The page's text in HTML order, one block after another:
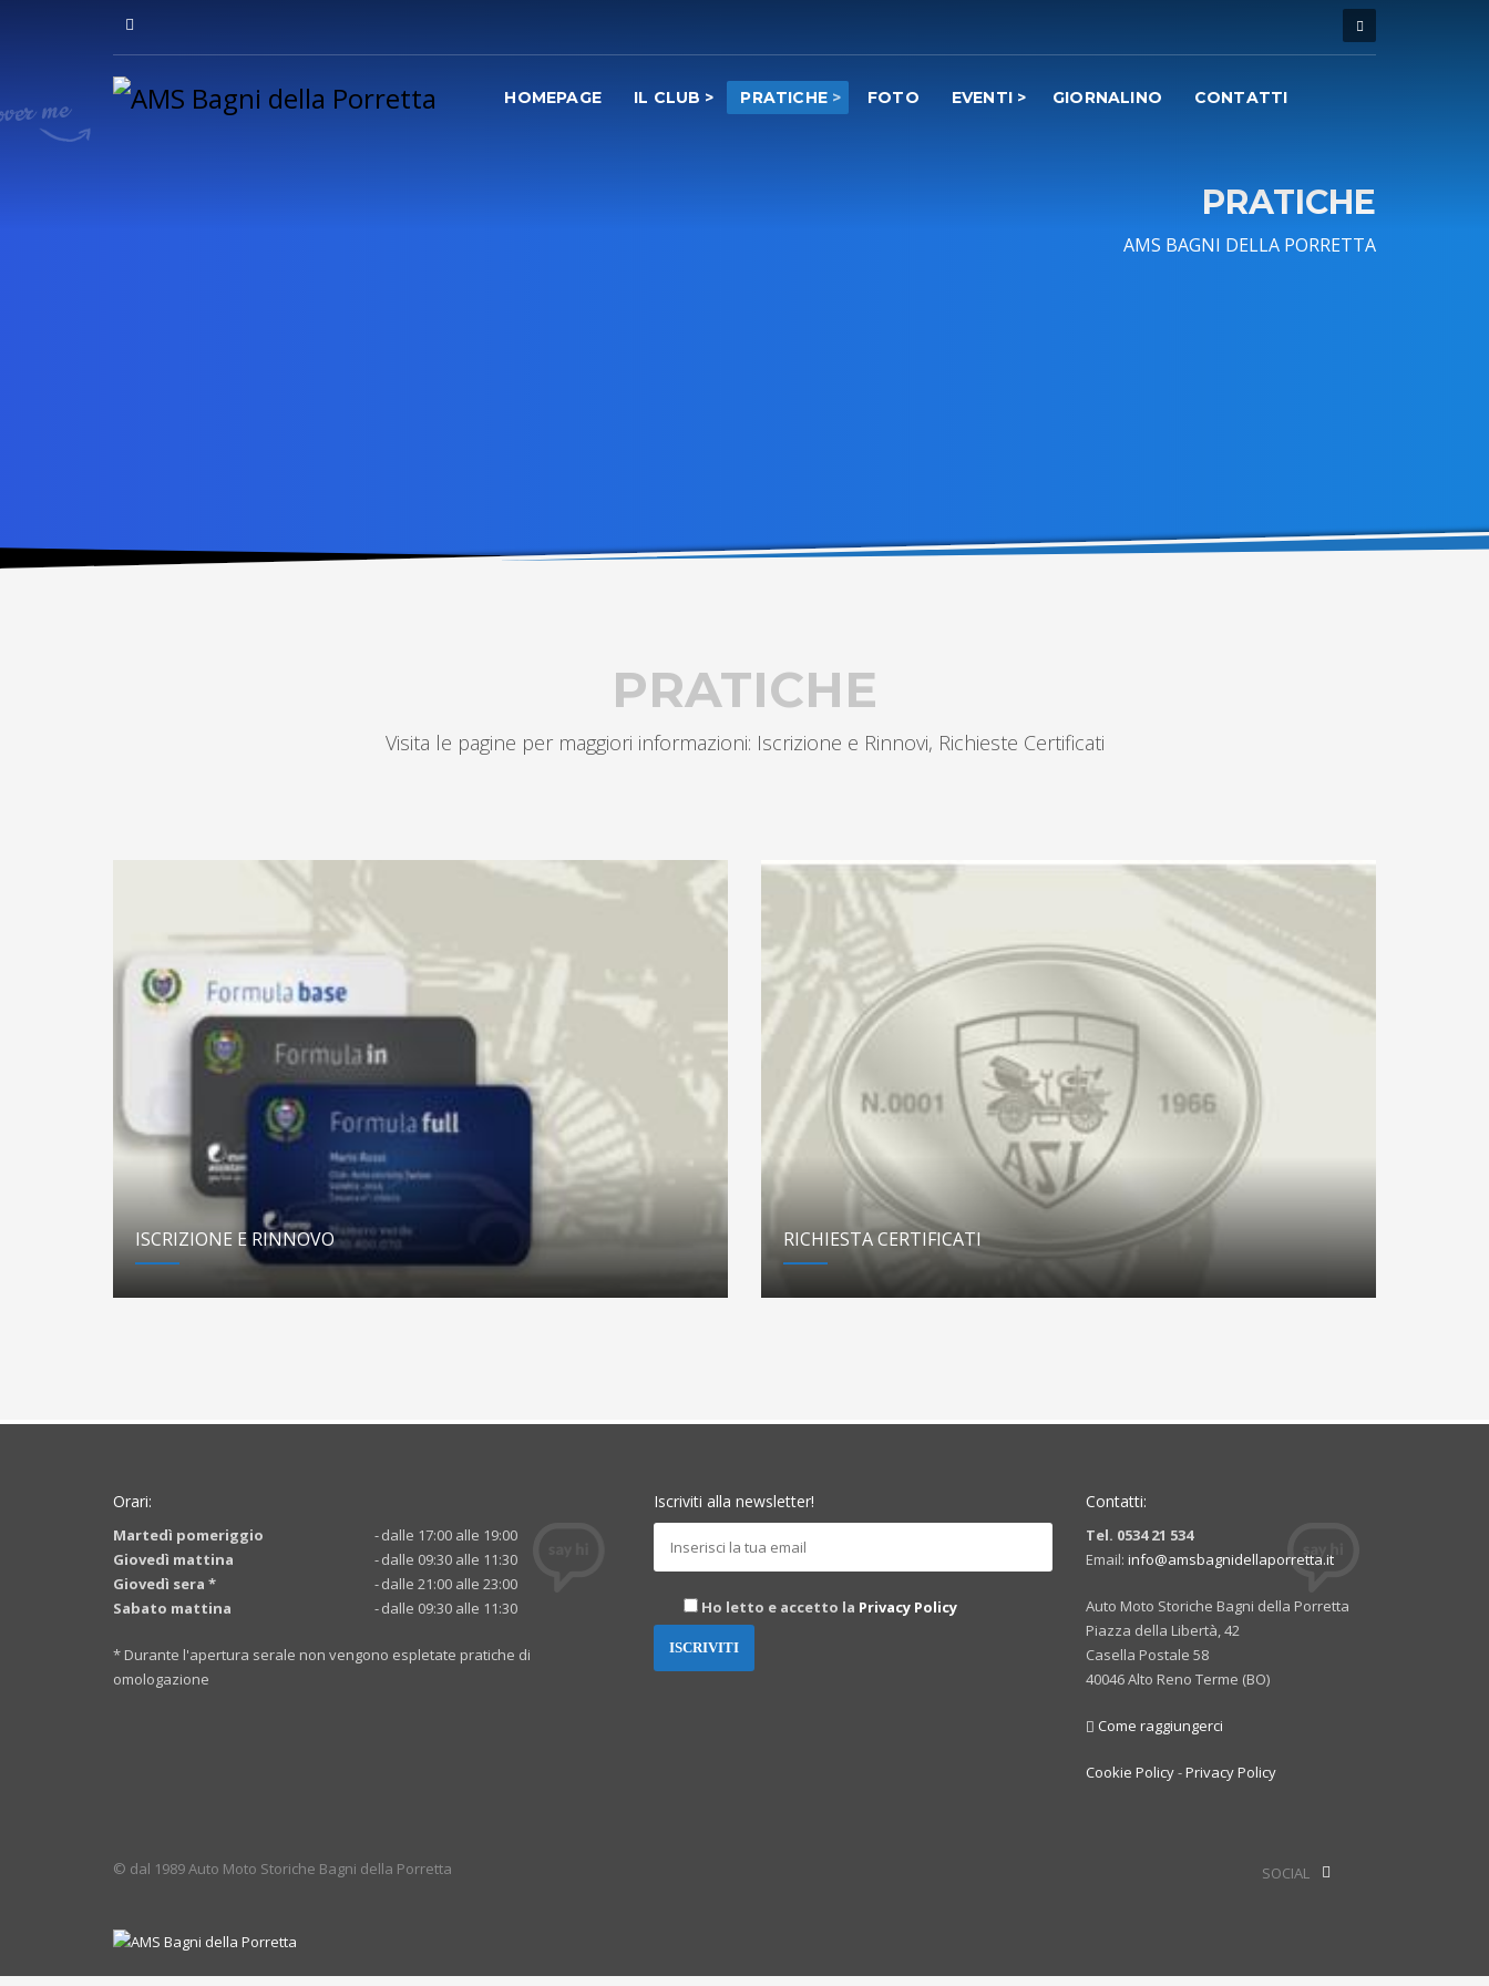
HOMEPAGE IL CLUB PRATICHE FOTO EVENTI GIORNALINO CONTATTI
PRATICHE
AMS BAGNI DELLA PORRETTA
PRATICHE
Visita le pagine per maggiori informazioni: Iscrizione e Rinnovi, Richieste Certificati
ISCRIZIONE E RINNOVO RICHIESTA CERTIFICATI
Orari:
Martedì pomeriggio -dalle 17:00 alle 19:00
Giovedì mattina
-dalle 09:30 alle 11:30
Giovedì sera *
-dalle 21:00 alle 23:00
Sabato mattina
-dalle 09:30 alle 11:30
* Durante l'apertura serale non vengono espletate pratiche di
omologazione
Iscriviti alla newsletter!
Ho letto e accetto la Privacy Policy
Contatti:
Tel. 0534 21 534
Email: info@amsbagnidellaporretta.it
Auto Moto Storiche Bagni della Porretta
Piazza della Libertà, 42
Casella Postale 58
40046 Alto Reno Terme (BO)
Come raggiungerci
Cookie Policy-Privacy Policy
SOCIAL
© dal 1989 Auto Moto Storiche Bagni della Porretta